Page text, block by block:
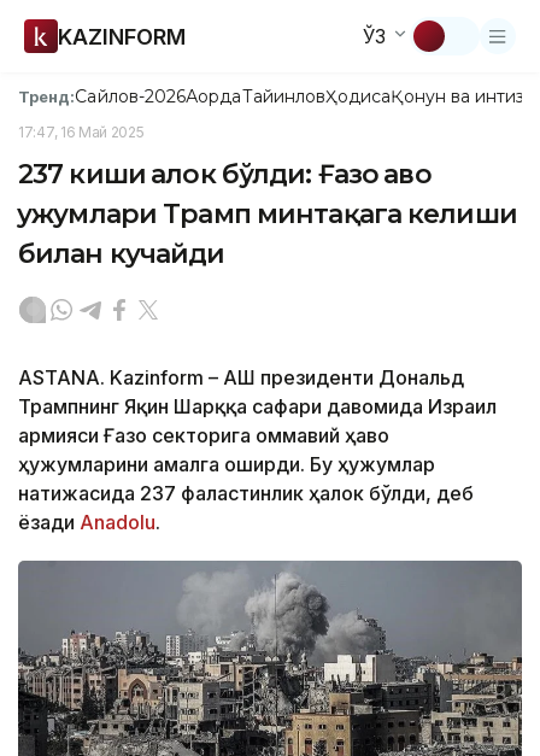
KAZINFORM ЎЗ
Тренд:Сайлов-2026АқордаТайинловҲодисаҚонун ва
17:47, 16 Май 2025
237 киши ҳалок бўлди: Ғазо ҳаво
ҳужумлари Трамп минтақага келиши
билан кучайди
ASTANA. Kazinform – АҚШ президенти Дональд
Трампнинг Яқин Шарққа сафари давомида Израил
армияси Ғазо секторига оммавий ҳаво
ҳужумларини амалга оширди. Бу ҳужумлар
натижасида 237 фаластинлик ҳалок бўлди, деб
ёзади Anadolu.